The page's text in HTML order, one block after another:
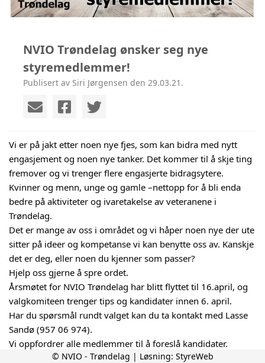
NVIO Trøndelag ønsker seg nye
styremedlemmer!
Publisert av Siri Jørgensen den 29.03.21.
Vi er på jakt etter noen nye fjes, som kan bidra med nytt
engasjement og noen nye tanker. Det kommer til å skje ting
fremover og vi trenger flere engasjerte bidragsytere.
Kvinner og menn, unge og gamle –nettopp for å bli enda
bedre på aktiviteter og ivaretakelse av veteranene i
Trøndelag.
Det er mange av oss i området og vi håper noen nye der ute
sitter på ideer og kompetanse vi kan benytte oss av. Kanskje
det er deg, eller noen du kjenner som passer?
Hjelp oss gjerne å spre ordet.
Årsmøtet for NVIO Trøndelag har blitt flyttet til 16.april, og
valgkomiteen trenger tips og kandidater innen 6. april.
Har du spørsmål rundt valget kan du ta kontakt med Lasse
Sandø (957 06 974).
Vi oppfordrer alle medlemmer til å foreslå kandidater.
Følgende verv er på valg:
© NVIO - Trøndelag | Løsning: StyreWeb